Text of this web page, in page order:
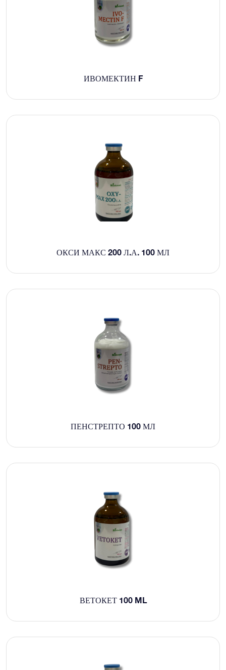
ИВОМЕКТИН F
ОКСИ МАКС 200 Л.А. 100 МЛ
ПЕНСТРЕПТО 100 МЛ
ВЕТОКЕТ 100 ML